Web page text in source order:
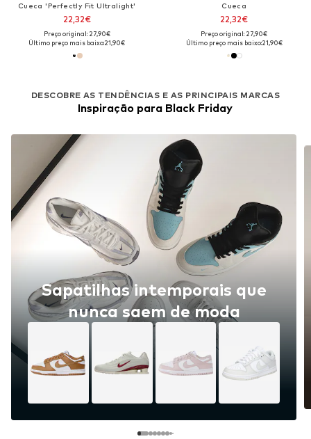
Cueca 'Perfectly Fit Ultralight'
22,32€
Preço original: 27,90€
Último preço mais baixo:21,90€
Cueca
22,32€
Preço original: 27,90€
Último preço mais baixo:21,90€
DESCOBRE AS TENDÊNCIAS E AS PRINCIPAIS MARCAS
Inspiração para Black Friday
Sapatilhas intemporais que
nunca saem de moda